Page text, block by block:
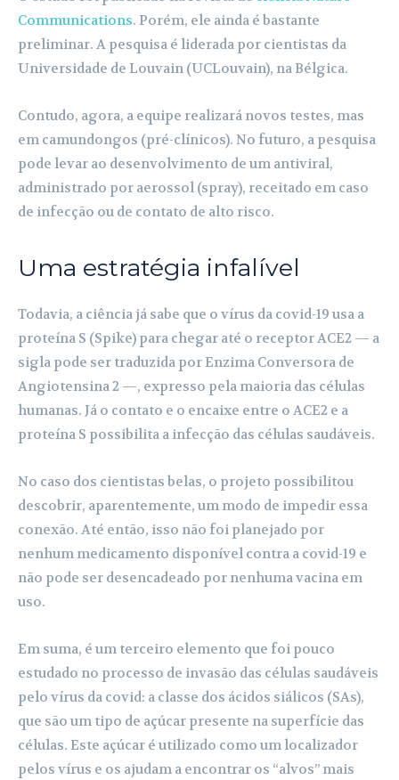
Communications. Porém, ele ainda é bastante
preliminar. A pesquisa é liderada por cientistas da
Universidade de Louvain (UCLouvain), na Bélgica.
Contudo, agora, a equipe realizará novos testes, mas
em camundongos (pré-clínicos). No futuro, a pesquisa
pode levar ao desenvolvimento de um antiviral,
administrado por aerossol (spray), receitado em caso
de infecção ou de contato de alto risco.
Uma estratégia infalível
Todavia, a ciência já sabe que o vírus da covid-19 usa a
proteína S (Spike) para chegar até o receptor ACE2 — a
sigla pode ser traduzida por Enzima Conversora de
Angiotensina 2 —, expresso pela maioria das células
humanas. Já o contato e o encaixe entre o ACE2 e a
proteína S possibilita a infecção das células saudáveis.
No caso dos cientistas belas, o projeto possibilitou
descobrir, aparentemente, um modo de impedir essa
conexão. Até então, isso não foi planejado por
nenhum medicamento disponível contra a covid-19 e
não pode ser desencadeado por nenhuma vacina em
uso.
Em suma, é um terceiro elemento que foi pouco
estudado no processo de invasão das células saudáveis
pelo vírus da covid: a classe dos ácidos siálicos (SAs),
que são um tipo de açúcar presente na superfície das
células. Este açúcar é utilizado como um localizador
pelos vírus e os ajudam a encontrar os “alvos” mais